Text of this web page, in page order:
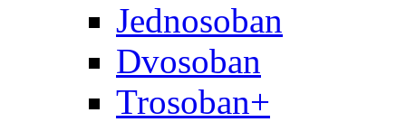
Jednosoban
Dvosoban
Trosoban+